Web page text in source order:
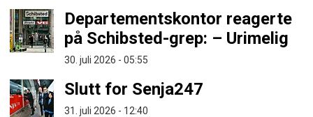
Departementskontor reagerte
på Schibsted-grep: – Urimelig
30. juli 2026 - 05:55
Slutt for Senja247
31. juli 2026 - 12:40